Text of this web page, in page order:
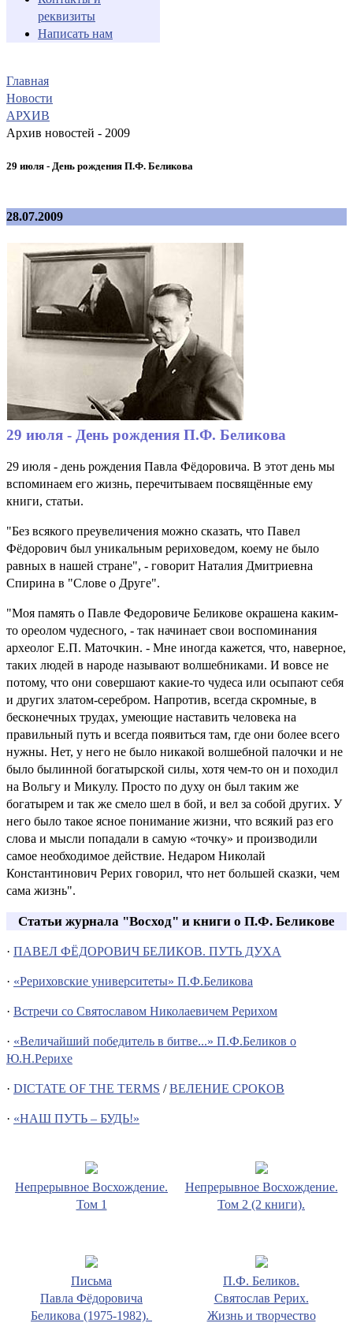
реквизиты
Написать нам
Главная
Новости
АРХИВ
Архив новостей - 2009
29 июля - День рождения П.Ф. Беликова
28.07.2009
29 июля - День рождения П.Ф. Беликова
29 июля - день рождения Павла Фёдоровича. В этот день мы
вспоминаем его жизнь, перечитываем посвящённые ему
книги, статьи.
"Без всякого преувеличения можно сказать, что Павел
Фёдорович был уникальным рериховедом, коему не было
равных в нашей стране", - говорит Наталия Дмитриевна
Спирина в "Слове о Друге".
"Моя память о Павле Федоровиче Беликове окрашена каким-
то ореолом чудесного, - так начинает свои воспоминания
археолог Е.П. Маточкин. - Мне иногда кажется, что, наверное,
таких людей в народе называют волшебниками. И вовсе не
потому, что они совершают какие-то чудеса или осыпают себя
и других златом-серебром. Напротив, всегда скромные, в
бесконечных трудах, умеющие наставить человека на
правильный путь и всегда появиться там, где они более всего
нужны. Нет, у него не было никакой волшебной палочки и не
было былинной богатырской силы, хотя чем-то он и походил
на Вольгу и Микулу. Просто по духу он был таким же
богатырем и так же смело шел в бой, и вел за собой других. У
него было такое ясное понимание жизни, что всякий раз его
слова и мысли попадали в самую «точку» и производили
самое необходимое действие. Недаром Николай
Константинович Рерих говорил, что нет большей сказки, чем
сама жизнь".
Статьи журнала "Восход" и книги о П.Ф. Беликове
· ПАВЕЛ ФЁДОРОВИЧ БЕЛИКОВ. ПУТЬ ДУХА
· «Рериховские университеты» П.Ф.Беликова
· Встречи со Святославом Николаевичем Рерихом
· «Величайший победитель в битве...» П.Ф.Беликов о
Ю.Н.Рерихе
· DICTATE OF THE TERMS /ВЕЛЕНИЕ СРОКОВ
· «НАШ ПУТЬ – БУДЬ!»
Непрерывное Восхождение.
Том 1
Непрерывное Восхождение.
Том 2 (2 книги).
Письма
Павла Фёдоровича
Беликова (1975-1982).
П.Ф. Беликов.
Святослав Рерих.
Жизнь и творчество